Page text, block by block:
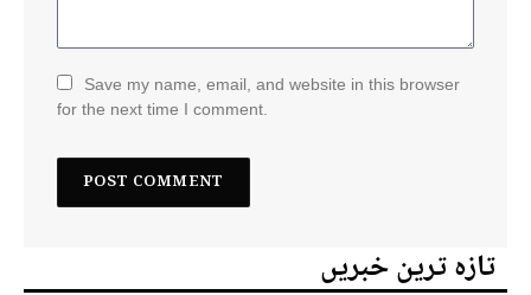
Save my name, email, and website in this browser
for the next time I comment.
تازہ ترین خبریں